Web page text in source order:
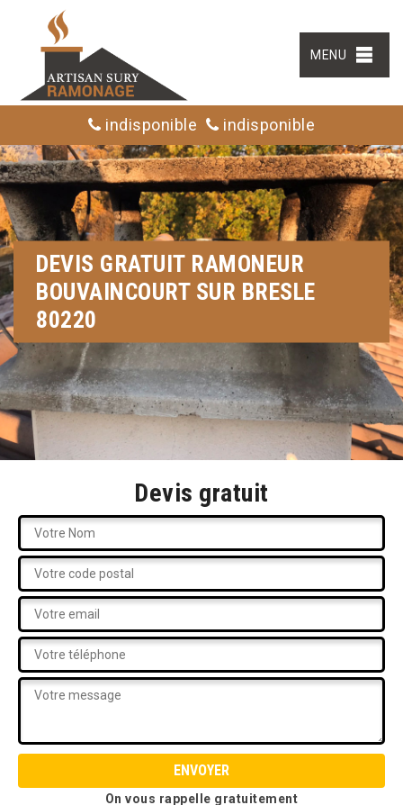
MENU
indisponible indisponible
DEVIS GRATUIT RAMONEUR
BOUVAINCOURT SUR BRESLE
80220
Devis gratuit
On vous rappelle gratuitement